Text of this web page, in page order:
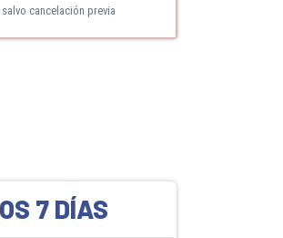
cancelación previa
7 DÍAS